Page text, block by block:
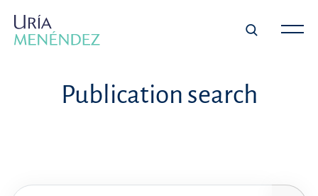
Publication search
Filter results ×